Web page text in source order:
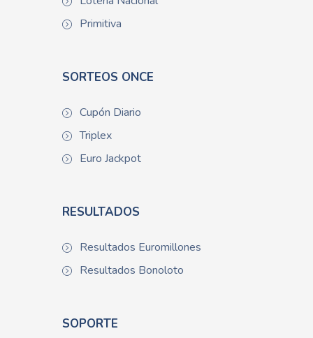
Primitiva
SORTEOS ONCE
Cupón Diario
Triplex
Euro Jackpot
RESULTADOS
Resultados Euromillones
Resultados Bonoloto
SOPORTE